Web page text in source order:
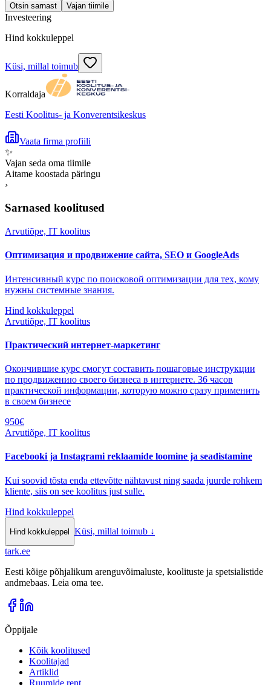
Otsin sarnast Vajan tiimile
Investeering
Hind kokkuleppel
Küsi, millal toimub
Korraldaja
Eesti Koolitus- ja Konverentsikeskus
Vaata firma profiili
✨
Vajan seda oma tiimile
Aitame koostada päringu
›
Sarnased koolitused
Arvutiõpe, IT koolitus
Оптимизация и продвижение сайта, SEO и GoogleAds
Интенсивный курс по поисковой оптимизации для тех, кому
нужны системные знания.
Hind kokkuleppel
Arvutiõpe, IT koolitus
Практический интернет-маркетинг
Окончившие курс смогут составить пошаговые инструкции
по продвижению своего бизнеса в интернете. 36 часов
практической информации, которую можно сразу применить
в своем бизнесе
950€
Arvutiõpe, IT koolitus
Facebooki ja Instagrami reklaamide loomine ja seadistamine
Kui soovid tõsta enda ettevõtte nähtavust ning saada juurde rohkem
kliente, siis on see koolitus just sulle.
Hind kokkuleppel
Hind kokkuleppel Küsi, millal toimub ↓
tark.ee
Eesti kõige põhjalikum arenguvõimaluste, koolituste ja spetsialistide
andmebaas. Leia oma tee.
Õppijale
Kõik koolitused
Koolitajad
Artiklid